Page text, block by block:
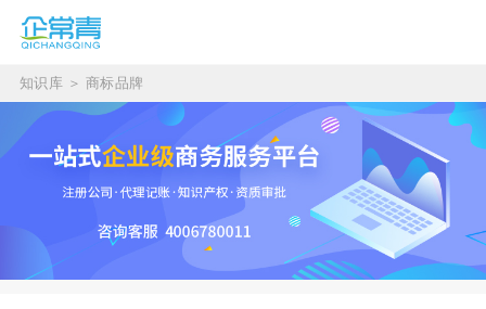
知识库 ＞ 商标品牌